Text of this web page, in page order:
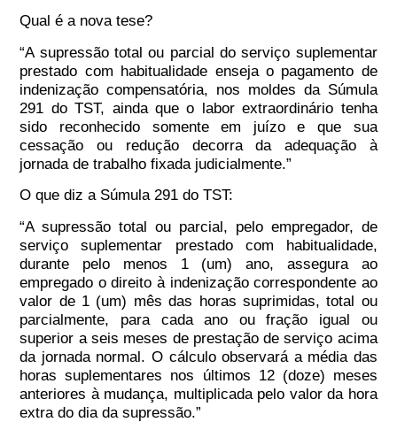
Qual é a nova tese?
“A supressão total ou parcial do serviço suplementar
prestado com habitualidade enseja o pagamento de
indenização compensatória, nos moldes da Súmula
291 do TST, ainda que o labor extraordinário tenha
sido reconhecido somente em juízo e que sua
cessação ou redução decorra da adequação à
jornada de trabalho fixada judicialmente.”
O que diz a Súmula 291 do TST:
“A supressão total ou parcial, pelo empregador, de
serviço suplementar prestado com habitualidade,
durante pelo menos 1 (um) ano, assegura ao
empregado o direito à indenização correspondente ao
valor de 1 (um) mês das horas suprimidas, total ou
parcialmente, para cada ano ou fração igual ou
superior a seis meses de prestação de serviço acima
da jornada normal. O cálculo observará a média das
horas suplementares nos últimos 12 (doze) meses
anteriores à mudança, multiplicada pelo valor da hora
extra do dia da supressão.”